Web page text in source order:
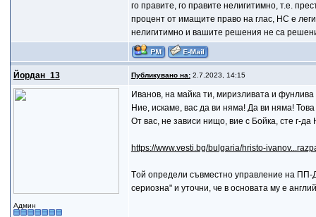
го правите, го правите нелигитимно, т.е.
процент от имащите право на глас, НС е
нелигитимно и вашите решения не са
Йордан_13 Публикувано на:2.7.2023, 14:15
Админ
Иванов, на майка ти, миризливата и
Ние, искаме, вас да ви няма! Да ви няма!
От вас, не зависи нищо, вие с Бойка, сте г-
https://www.vesti.bg/bulgaria/hristo-
Tой определи съвместно управление на
сериозна" и уточни, че в основата му е